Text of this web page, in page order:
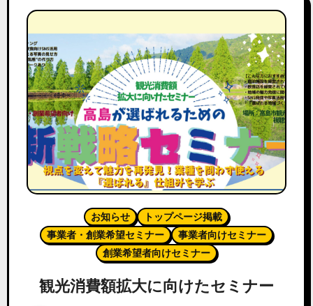
お知らせ
トップページ掲載
事業者・創業希望セミナー
事業者向けセミナー
創業希望者向けセミナー
観光消費額拡大に向けたセミナー